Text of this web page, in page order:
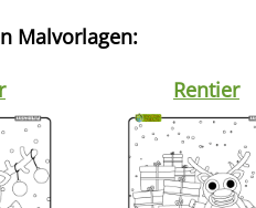
Malvorlagen:
Rentier